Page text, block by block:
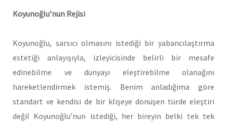
Koyunoğlu’nun Rejisi
Koyunoğlu, sarsıcı olmasını istediği bir yabancılaştırma
estetiği anlayışıyla, izleyicisinde belirli bir mesafe
edinebilme ve dünyayı eleştirebilme olanağını
hareketlendirmek istemiş. Benim anladığıma göre
standart ve kendisi de bir klişeye dönüşen türde eleştiri
değil Koyunoğlu’nun istediği, her bireyin belki tek tek